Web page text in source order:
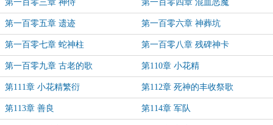
第一百零三章 神侍 第一百零四章 混血恶魔
第一百零五章 遗迹 第一百零六章 神葬坑
第一百零七章 蛇神柱 第一百零八章 残碑神卡
第一百零九章 古老的歌 第110章 小花精
第111章 小花精繁衍 第112章 死神的丰收祭歌
第113章 善良 第114章 军队